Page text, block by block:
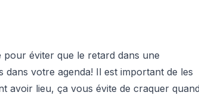
pour éviter que le retard dans une
votre agenda! Il est important de les
avoir lieu, ça vous évite de craquer